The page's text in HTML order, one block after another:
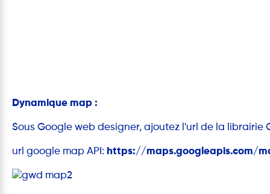
Dynamique map :
Sous Google web designer, ajoutez l'url de la
url google map API: https://maps.googleapis.com/